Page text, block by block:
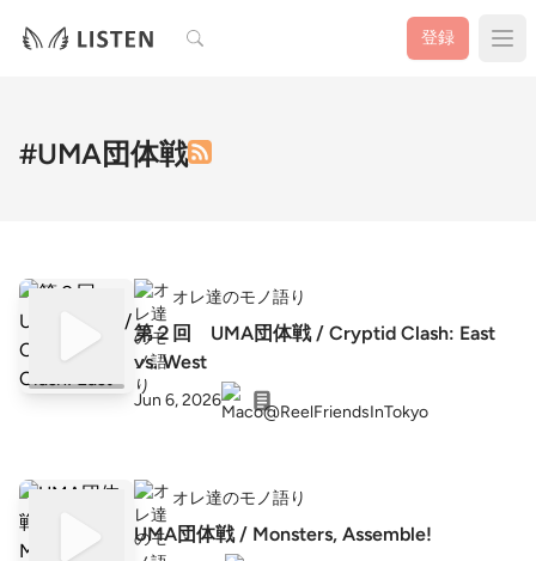
検索 登録
#UMA団体戦
オレ達のモノ語り
第２回 UMA団体戦 / Cryptid Clash: East
vs. West
Jun 6, 2026
オレ達のモノ語り
UMA団体戦 / Monsters, Assemble!